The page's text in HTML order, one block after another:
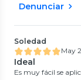
Denunciar
Soledad
May
Ideal
Es muy fácil se